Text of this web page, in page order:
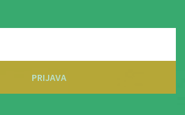
PRIJAVA